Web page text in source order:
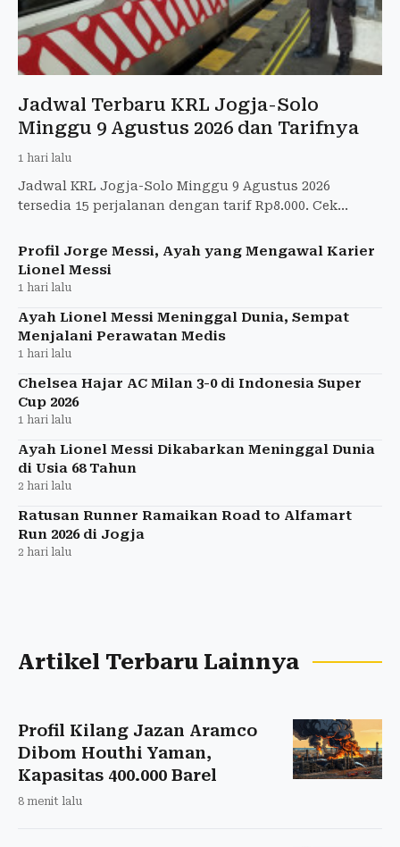
Jadwal Terbaru KRL Jogja-Solo
Minggu 9 Agustus 2026 dan Tarifnya
1 hari lalu
Jadwal KRL Jogja-Solo Minggu 9 Agustus 2026
tersedia 15 perjalanan dengan tarif Rp8.000. Cek
Profil Jorge Messi, Ayah yang Mengawal Karier
Lionel Messi
1 hari lalu
Ayah Lionel Messi Meninggal Dunia, Sempat
Menjalani Perawatan Medis
1 hari lalu
Chelsea Hajar AC Milan 3-0 di Indonesia Super
Cup 2026
1 hari lalu
Ayah Lionel Messi Dikabarkan Meninggal Dunia
di Usia 68 Tahun
2 hari lalu
Ratusan Runner Ramaikan Road to Alfamart
Run 2026 di Jogja
2 hari lalu
Artikel Terbaru Lainnya
Profil Kilang Jazan Aramco
Dibom Houthi Yaman,
Kapasitas 400.000 Barel
8 menit lalu